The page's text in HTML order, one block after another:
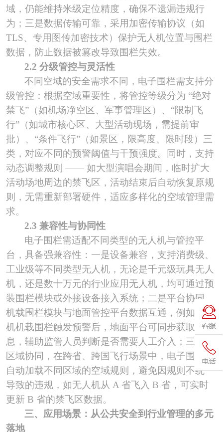
域，仍能维持米级定位精度，确保不遗漏违规行
为；三是数据传输可靠，采用加密传输协议（如
TLS、专用图传加密技术）保护无人机位置与围栏
数据，防止数据被篡改导致围栏失效。
2.2 分级管控与灵活性
不同空域的安全需求不同，电子围栏需支持分
级管控：根据空域重要性，将管控等级分为 “绝对
禁飞”（如机场净空区、军事管理区）、“限制飞
行”（如城市核心区、大型活动现场，需提前审
批）、“条件飞行”（如景区，限高度、限时段）三
类，对应不同的预警阈值与干预强度。同时，支持
动态调整规则 —— 如大型演唱会期间，临时扩大
活动场地周边的禁飞区，活动结束后自动恢复原规
则，无需重新部署硬件，适应多样化的空域管理需
求。
2.3 兼容性与协同性
电子围栏需适配不同类型的无人机与管控平
台，具备强兼容性：一是设备兼容，支持消费级、
工业级等不同类型无人机，无论是千元级玩具无人
机，还是数十万元的行业应用无人机，均可通过预
装围栏模块或外接设备接入系统；二是平台协同，
机载围栏模块与地面管控平台数据互通，例如无人
机机载围栏触发预警后，地面平台可同步获取信
息，辅助监管人员判断是否需要人工介入；三是跨
区域协同，在跨省、跨国飞行场景中，电子围栏可
自动加载不同区域的空域规则，避免因规则不统一
导致的违规，如无人机从 A 省飞入 B 省，可实时
更新 B 省的禁飞区数据。
三、应用场景：从公共安全到行业管理的多元
落地